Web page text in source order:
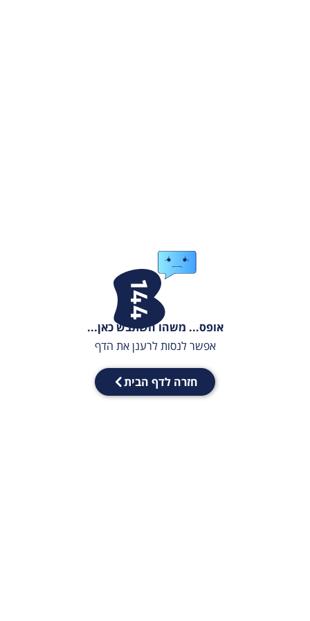
אופס... משהו השתבש כאן...
אפשר לנסות לרענן את הדף
חזרה לדף הבית